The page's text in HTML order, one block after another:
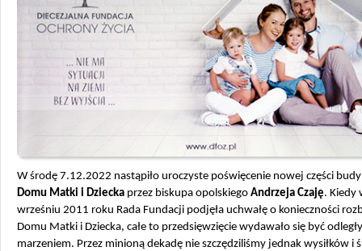
W środę 7.12.2022 nastąpiło uroczyste poświęcenie nowej części
Domu Matki i Dziecka przez biskupa opolskiego Andrzeja Czaję. Kiedy
wrześniu 2011 roku Rada Fundacji podjęła uchwałę o konieczności
Domu Matki i Dziecka, całe to przedsięwzięcie wydawało się być
marzeniem. Przez minioną dekadę nie szczędziliśmy jednak wysiłków i